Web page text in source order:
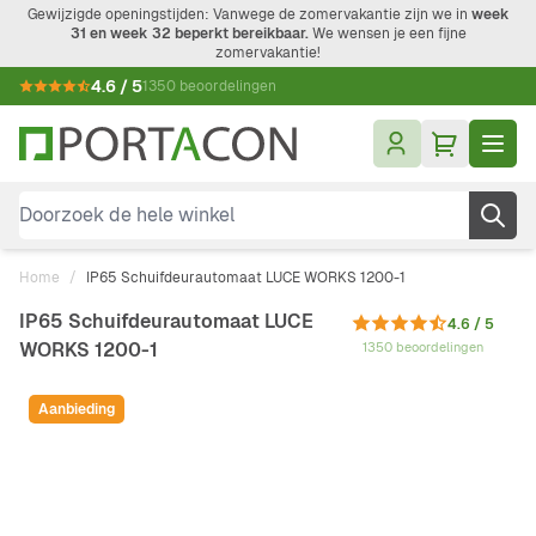
Ga naar de inhoud
Gewijzigde openingstijden: Vanwege de zomervakantie zijn we in week
31 en week 32 beperkt bereikbaar.We wensen je een fijne
zomervakantie!
4.6 / 51350 beoordelingen
Doorzoek de hele winkel
Home / IP65 Schuifdeurautomaat LUCE WORKS 1200-1
IP65 Schuifdeurautomaat LUCE
WORKS 1200-1
4.6 / 5
1350 beoordelingen
Aanbieding